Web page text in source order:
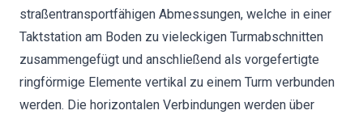
straßentransportfähigen Abmessungen, welche in einer
Taktstation am Boden zu vieleckigen Turmabschnitten
zusammengefügt und anschließend als vorgefertigte
ringförmige Elemente vertikal zu einem Turm verbunden
werden. Die horizontalen Verbindungen werden über